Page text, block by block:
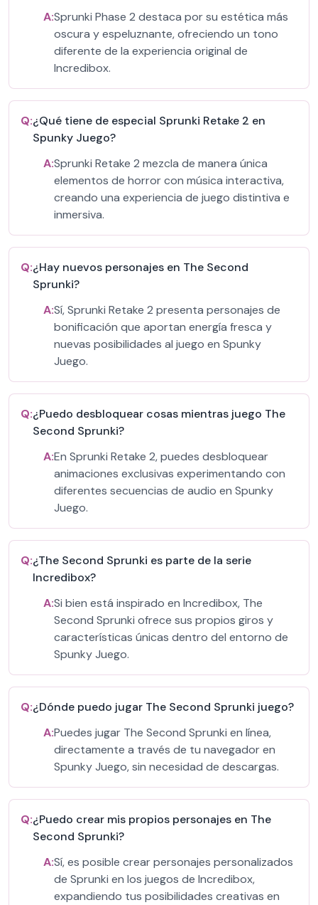
A:Sprunki Phase 2 destaca por su estética más
oscura y espeluznante, ofreciendo un tono
diferente de la experiencia original de
Incredibox.
Q:¿Qué tiene de especial Sprunki Retake 2 en
Spunky Juego?
A:Sprunki Retake 2 mezcla de manera única
elementos de horror con música interactiva,
creando una experiencia de juego distintiva e
inmersiva.
Q:¿Hay nuevos personajes en The Second
Sprunki?
A:Sí, Sprunki Retake 2 presenta personajes de
bonificación que aportan energía fresca y
nuevas posibilidades al juego en Spunky
Juego.
Q:¿Puedo desbloquear cosas mientras juego The
Second Sprunki?
A:En Sprunki Retake 2, puedes desbloquear
animaciones exclusivas experimentando con
diferentes secuencias de audio en Spunky
Juego.
Q:¿The Second Sprunki es parte de la serie
Incredibox?
A:Si bien está inspirado en Incredibox, The
Second Sprunki ofrece sus propios giros y
características únicas dentro del entorno de
Spunky Juego.
Q:¿Dónde puedo jugar The Second Sprunki juego?
A:Puedes jugar The Second Sprunki en línea,
directamente a través de tu navegador en
Spunky Juego, sin necesidad de descargas.
Q:¿Puedo crear mis propios personajes en The
Second Sprunki?
A:Sí, es posible crear personajes personalizados
de Sprunki en los juegos de Incredibox,
expandiendo tus posibilidades creativas en